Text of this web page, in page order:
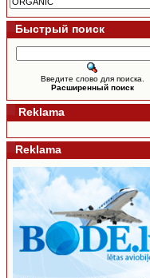
Быстрый поиск
Введите слово для поиска.
Расширенный поиск
Reklama
Reklama